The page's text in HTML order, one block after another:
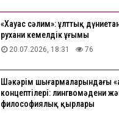
«Хауас сәлим»: ұлттық
рухани кемелдік ұғымы
20.07.2026, 18:31 76
Шәкәрім шығармаларындағы
концептілері: лингвомәдени
философиялық қырлары